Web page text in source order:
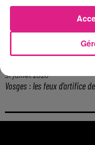
4 août 2026
Officiel : le lac de Madine
4 août 2026
Eclipse Solaire du 12 août :
31 juillet 2026
31 juillet 2026
Vosges : les feux d’artifice